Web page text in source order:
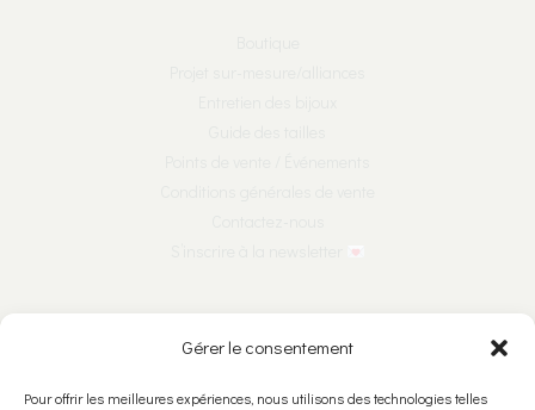
Gérer le consentement
Pour offrir les meilleures expériences, nous utilisons des technologies telles